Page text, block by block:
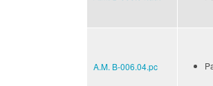
A.M. B-006.04.pc